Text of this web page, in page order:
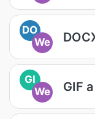
DO
We
GI
We
GIF